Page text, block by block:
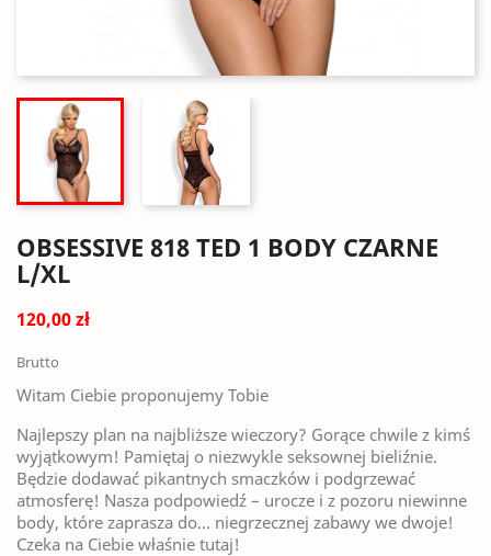
OBSESSIVE 818 TED 1 BODY CZARNE
L/XL
120,00 zł
Brutto
Witam Ciebie proponujemy Tobie
Najlepszy plan na najbliższe wieczory? Gorące chwile z kimś
wyjątkowym! Pamiętaj o niezwykle seksownej bieliźnie.
Będzie dodawać pikantnych smaczków i podgrzewać
atmosferę! Nasza podpowiedź – urocze i z pozoru niewinne
body, które zaprasza do… niegrzecznej zabawy we dwoje!
Czeka na Ciebie właśnie tutaj!